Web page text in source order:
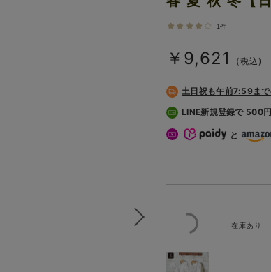
1件
￥9,621 (税込)
土日祝も午前7:59まで
LINE新規登録で 500
と
在庫あり